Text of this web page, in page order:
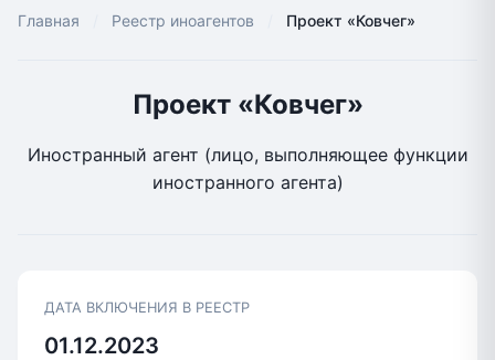
Главная Реестр иноагентов Проект «Ковчег»
Проект «Ковчег»
Иностранный агент (лицо, выполняющее функции
иностранного агента)
ДАТА ВКЛЮЧЕНИЯ В РЕЕСТР
01.12.2023